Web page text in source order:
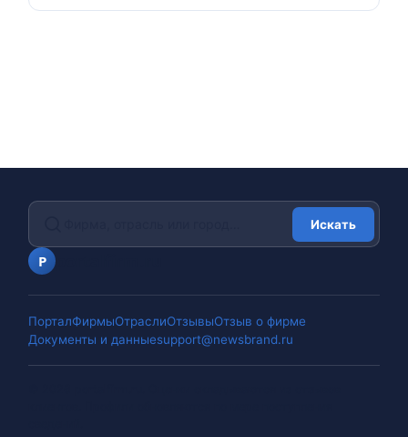
P
Искать
ПорталФирмыОтраслиОтзывыОтзыв о фирме
Документы и данныеsupport@newsbrand.ru